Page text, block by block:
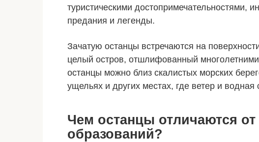
туристическими достопримечательностями,
предания и легенды.
Зачатую останцы встречаются на
целый остров, отшлифованный
останцы можно близ скалистых морских
ущельях и других местах, где ветер и
Чем останцы отличаются от
образований?